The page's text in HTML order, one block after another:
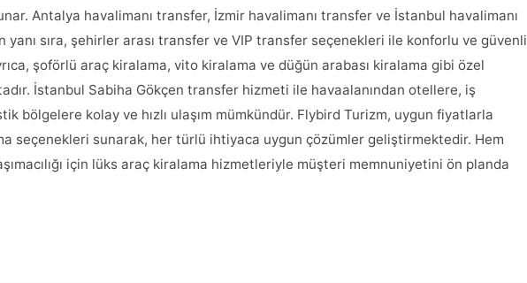
Antalya havalimanı transfer, İzmir havalimanı transfer ve İstanbul havalimanı
sıra, şehirler arası transfer ve VIP transfer seçenekleri ile konforlu ve güvenli
şoförlü araç kiralama, vito kiralama ve düğün arabası kiralama gibi özel
İstanbul Sabiha Gökçen transfer hizmeti ile havaalanından otellere, iş
bölgelere kolay ve hızlı ulaşım mümkündür. Flybird Turizm, uygun fiyatlarla
seçenekleri sunarak, her türlü ihtiyaca uygun çözümler geliştirmektedir. Hem
için lüks araç kiralama hizmetleriyle müşteri memnuniyetini ön planda